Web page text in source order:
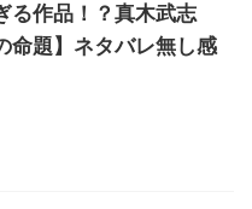
る作品！？真木武志
命題】ネタバレ無し感